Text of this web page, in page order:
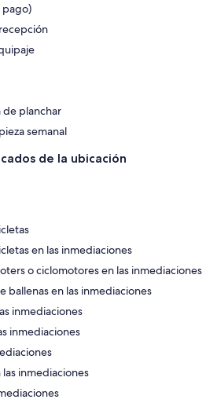
pago)
de planchar
semanal
de la ubicación
en las inmediaciones
o ciclomotores en las inmediaciones
ballenas en las inmediaciones
inmediaciones
inmediaciones
las inmediaciones